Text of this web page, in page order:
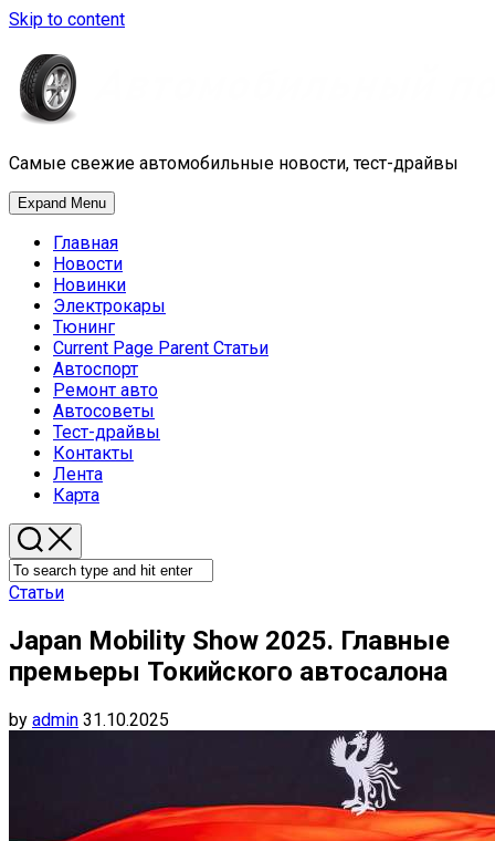
Skip to content
Самые свежие автомобильные новости, тест-драйвы
Expand Menu
Главная
Новости
Новинки
Электрокары
Тюнинг
Current Page Parent Статьи
Автоспорт
Ремонт авто
Автосоветы
Тест-драйвы
Контакты
Лента
Карта
Статьи
Japan Mobility Show 2025. Главные
премьеры Токийского автосалона
by admin 31.10.2025